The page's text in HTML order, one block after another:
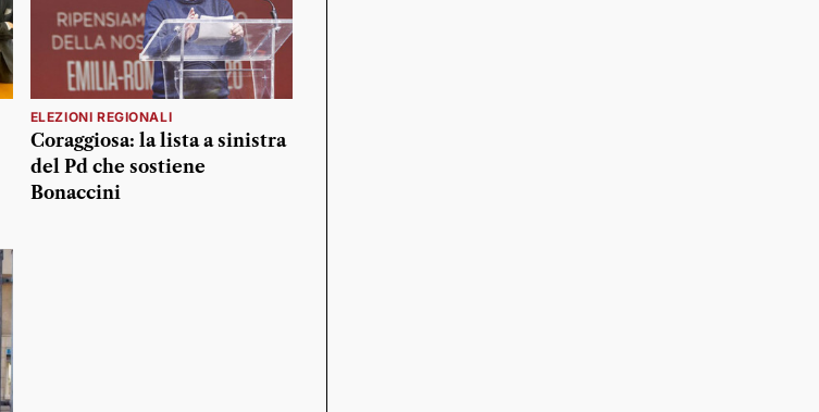
ELEZIONI REGIONALI
Coraggiosa: la lista a sinistra
del Pd che sostiene
Bonaccini